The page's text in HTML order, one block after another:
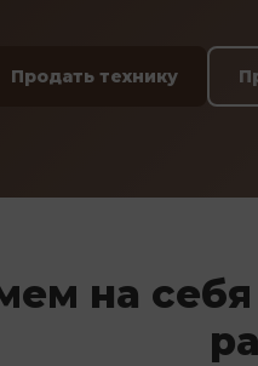
Продать технику
на